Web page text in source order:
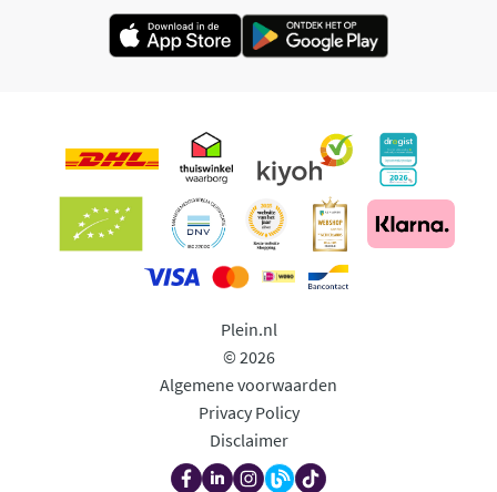
Plein.nl
© 2026
Algemene voorwaarden
Privacy Policy
Disclaimer